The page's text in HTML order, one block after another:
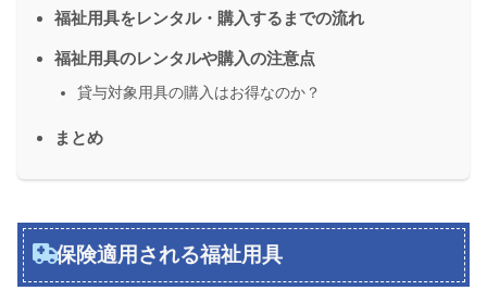
福祉用具をレンタル・購入するまでの流れ
福祉用具のレンタルや購入の注意点
貸与対象用具の購入はお得なのか？
まとめ
保険適用される福祉用具